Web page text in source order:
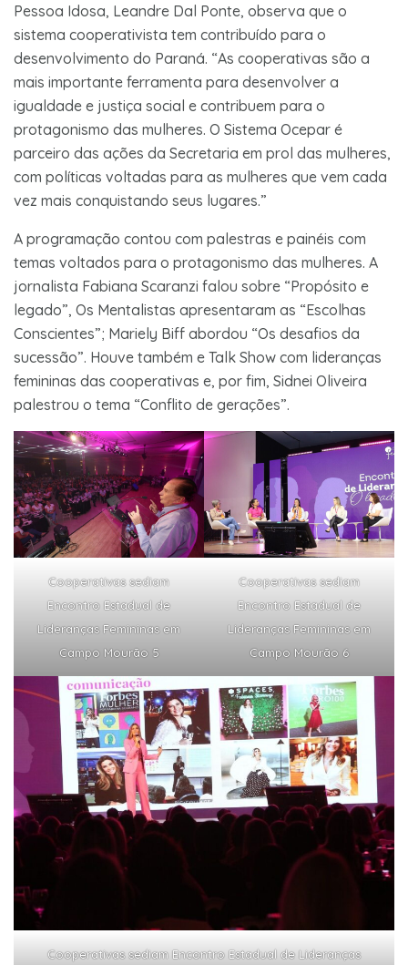
Pessoa Idosa, Leandre Dal Ponte, observa que o
sistema cooperativista tem contribuído para o
desenvolvimento do Paraná. “As cooperativas são a
mais importante ferramenta para desenvolver a
igualdade e justiça social e contribuem para o
protagonismo das mulheres. O Sistema Ocepar é
parceiro das ações da Secretaria em prol das mulheres,
com políticas voltadas para as mulheres que vem cada
vez mais conquistando seus lugares.”
A programação contou com palestras e painéis com
temas voltados para o protagonismo das mulheres. A
jornalista Fabiana Scaranzi falou sobre “Propósito e
legado”, Os Mentalistas apresentaram as “Escolhas
Conscientes”; Mariely Biff abordou “Os desafios da
sucessão”. Houve também e Talk Show com lideranças
femininas das cooperativas e, por fim, Sidnei Oliveira
palestrou o tema “Conflito de gerações”.
Cooperativas sediam
Encontro Estadual de
Lideranças Femininas em
Campo Mourão 5
Cooperativas sediam
Encontro Estadual de
Lideranças Femininas em
Campo Mourão 6
Cooperativas sediam Encontro Estadual de Lideranças